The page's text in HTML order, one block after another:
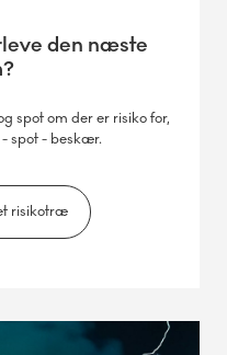
den næste
spot om der er risiko for,
spot - beskær.
risikotræ